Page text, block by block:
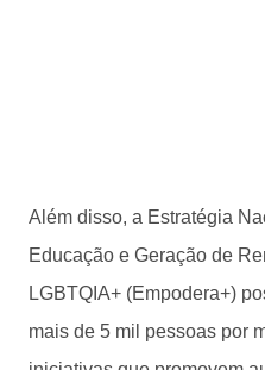
Além disso, a Estratégia
Educação e Geração de
LGBTQIA+ (Empodera+)
mais de 5 mil pessoas por